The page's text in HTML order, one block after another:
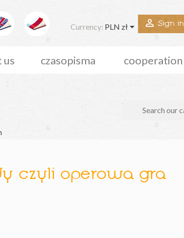
Currency: PLN zł  Sign in
us czasopisma cooperation
czyli operowa gra